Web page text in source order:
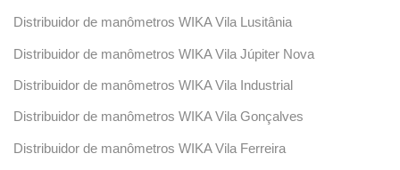
Distribuidor de manômetros WIKA Vila Lusitânia
Distribuidor de manômetros WIKA Vila Júpiter Nova
Distribuidor de manômetros WIKA Vila Industrial
Distribuidor de manômetros WIKA Vila Gonçalves
Distribuidor de manômetros WIKA Vila Ferreira